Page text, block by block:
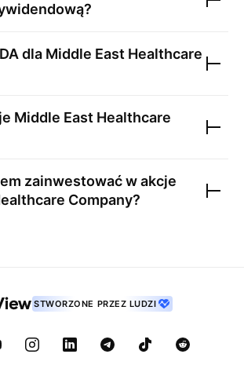
dla Middle East Healthcare
Middle East Healthcare
zainwestować w akcje
Company?
STWORZONE PRZEZ LUDZI